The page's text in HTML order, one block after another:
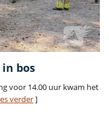
bos
voor 14.00 uur kwam het
verder]